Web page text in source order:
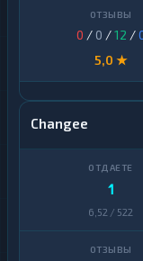
0 / 0 /12 /
5,0 ★
Changee
1
6,52 / 522